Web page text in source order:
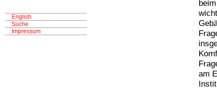
English
Suche
Impressum
am